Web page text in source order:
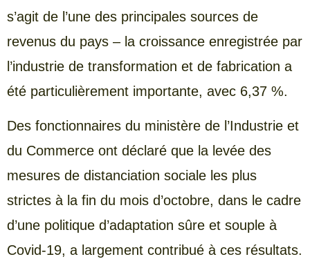
s’agit de l’une des principales sources de
revenus du pays – la croissance enregistrée par
l’industrie de transformation et de fabrication a
été particulièrement importante, avec 6,37 %.
Des fonctionnaires du ministère de l’Industrie et
du Commerce ont déclaré que la levée des
mesures de distanciation sociale les plus
strictes à la fin du mois d’octobre, dans le cadre
d’une politique d’adaptation sûre et souple à
Covid-19, a largement contribué à ces résultats.